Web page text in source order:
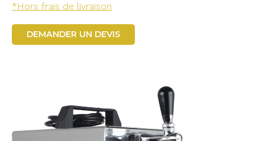
*Hors frais de livraison
DEMANDER UN DEVIS